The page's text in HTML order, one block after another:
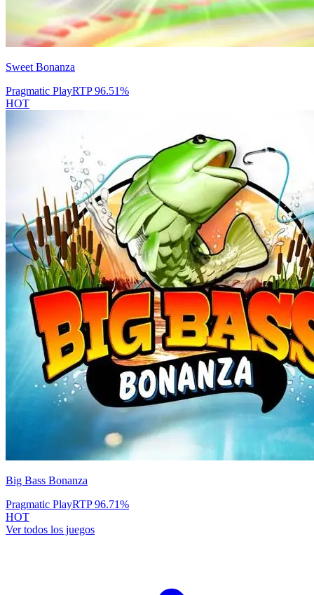
Sweet Bonanza
Pragmatic PlayRTP96.51%
HOT
Big Bass Bonanza
Pragmatic PlayRTP96.71%
HOT
Ver todos los juegos